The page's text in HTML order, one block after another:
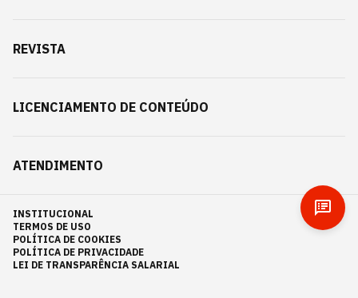
REVISTA
LICENCIAMENTO DE CONTEÚDO
ATENDIMENTO
INSTITUCIONAL
TERMOS DE USO
POLÍTICA DE COOKIES
POLÍTICA DE PRIVACIDADE
LEI DE TRANSPARÊNCIA SALARIAL